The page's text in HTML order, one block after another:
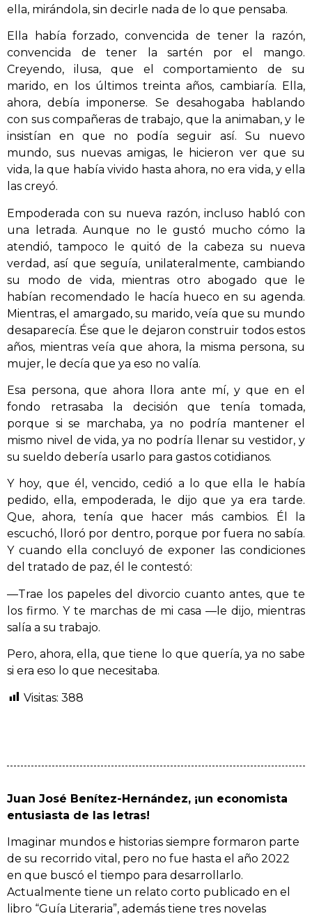
ella, mirándola, sin decirle nada de lo que pensaba.
Ella había forzado, convencida de tener la razón,
convencida de tener la sartén por el mango.
Creyendo, ilusa, que el comportamiento de su
marido, en los últimos treinta años, cambiaría. Ella,
ahora, debía imponerse. Se desahogaba hablando
con sus compañeras de trabajo, que la animaban, y le
insistían en que no podía seguir así. Su nuevo
mundo, sus nuevas amigas, le hicieron ver que su
vida, la que había vivido hasta ahora, no era vida, y ella
las creyó.
Empoderada con su nueva razón, incluso habló con
una letrada. Aunque no le gustó mucho cómo la
atendió, tampoco le quitó de la cabeza su nueva
verdad, así que seguía, unilateralmente, cambiando
su modo de vida, mientras otro abogado que le
habían recomendado le hacía hueco en su agenda.
Mientras, el amargado, su marido, veía que su mundo
desaparecía. Ése que le dejaron construir todos estos
años, mientras veía que ahora, la misma persona, su
mujer, le decía que ya eso no valía.
Esa persona, que ahora llora ante mí, y que en el
fondo retrasaba la decisión que tenía tomada,
porque si se marchaba, ya no podría mantener el
mismo nivel de vida, ya no podría llenar su vestidor, y
su sueldo debería usarlo para gastos cotidianos.
Y hoy, que él, vencido, cedió a lo que ella le había
pedido, ella, empoderada, le dijo que ya era tarde.
Que, ahora, tenía que hacer más cambios. Él la
escuchó, lloró por dentro, porque por fuera no sabía.
Y cuando ella concluyó de exponer las condiciones
del tratado de paz, él le contestó:
—Trae los papeles del divorcio cuanto antes, que te
los firmo. Y te marchas de mi casa —le dijo, mientras
salía a su trabajo.
Pero, ahora, ella, que tiene lo que quería, ya no sabe
si era eso lo que necesitaba.
Visitas: 388
Juan José Benítez-Hernández, ¡un economista
entusiasta de las letras!
Imaginar mundos e historias siempre formaron parte
de su recorrido vital, pero no fue hasta el año 2022
en que buscó el tiempo para desarrollarlo.
Actualmente tiene un relato corto publicado en el
libro “Guía Literaria”, además tiene tres novelas